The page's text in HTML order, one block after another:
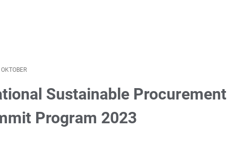
OKTOBER
Sustainable Procurement
Program 2023